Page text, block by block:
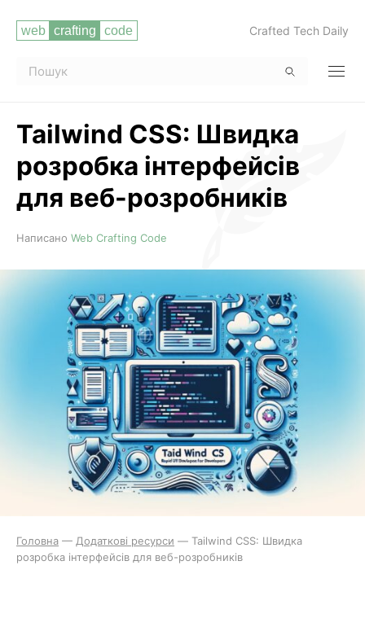
Crafted Tech Daily
Tailwind CSS: Швидка
розробка інтерфейсів
для веб-розробників
Читати повністю
Написано Web Crafting Code
Головна — Додаткові ресурси — Tailwind CSS: Швидка
розробка інтерфейсів для веб-розробників